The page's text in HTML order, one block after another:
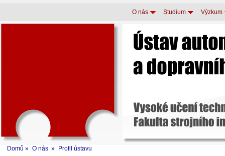
O nás Studium Výzkum
Domů » O nás » Profil ústavu